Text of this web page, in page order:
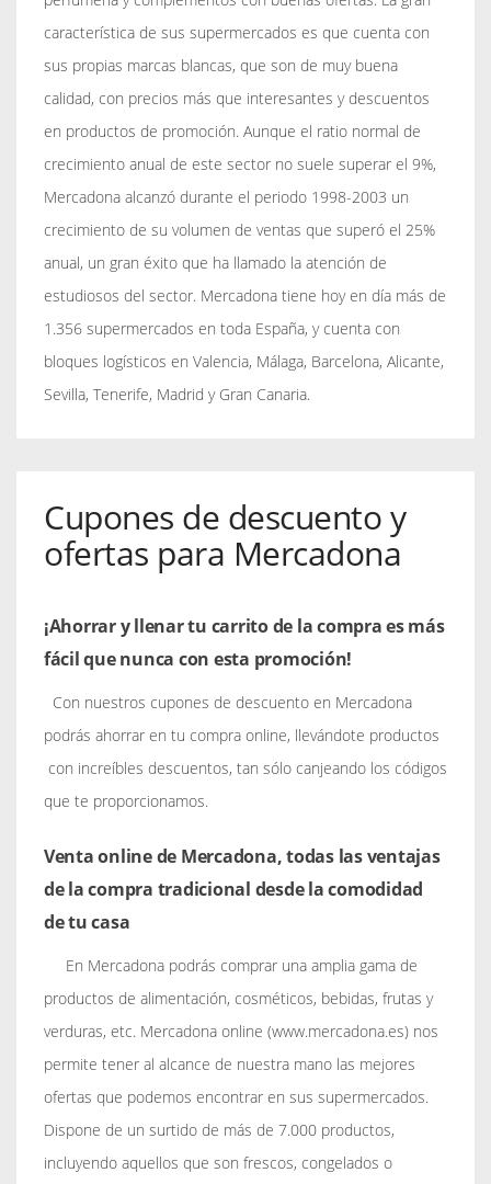
característica de sus supermercados es que cuenta con
sus propias marcas blancas, que son de muy buena
calidad, con precios más que interesantes y descuentos
en productos de promoción. Aunque el ratio normal de
crecimiento anual de este sector no suele superar el 9%,
Mercadona alcanzó durante el periodo 1998-2003 un
crecimiento de su volumen de ventas que superó el 25%
anual, un gran éxito que ha llamado la atención de
estudiosos del sector. Mercadona tiene hoy en día más de
1.356 supermercados en toda España, y cuenta con
bloques logísticos en Valencia, Málaga, Barcelona, Alicante,
Sevilla, Tenerife, Madrid y Gran Canaria.
Cupones de descuento y
ofertas para Mercadona
¡Ahorrar y llenar tu carrito de la compra es más
fácil que nunca con esta promoción!
Con nuestros cupones de descuento en Mercadona
podrás ahorrar en tu compra online, llevándote productos
con increíbles descuentos, tan sólo canjeando los códigos
que te proporcionamos.
Venta online de Mercadona, todas las ventajas
de la compra tradicional desde la comodidad
de tu casa
En Mercadona podrás comprar una amplia gama de
productos de alimentación, cosméticos, bebidas, frutas y
verduras, etc. Mercadona online (www.mercadona.es) nos
permite tener al alcance de nuestra mano las mejores
ofertas que podemos encontrar en sus supermercados.
Dispone de un surtido de más de 7.000 productos,
incluyendo aquellos que son frescos, congelados o